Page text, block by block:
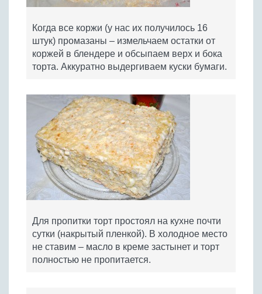
Когда все коржи (у нас их получилось 16
штук) промазаны – измельчаем остатки от
коржей в блендере и обсыпаем верх и бока
торта. Аккуратно выдергиваем куски бумаги.
Для пропитки торт простоял на кухне почти
сутки (накрытый пленкой). В холодное место
не ставим – масло в креме застынет и торт
полностью не пропитается.